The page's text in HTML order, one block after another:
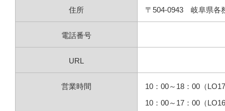
住所 〒504‐0943 岐阜県各
電話番号
URL
営業時間
10：00～18：00（
10：00～17：00（